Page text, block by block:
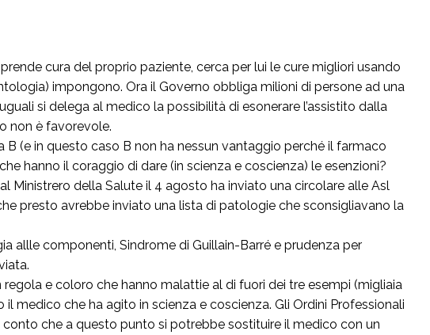
cura del proprio paziente, cerca per lui le cure migliori usando
impongono. Ora il Governo obbliga milioni di persone ad una
si delega al medico la possibilità di esonerare l’assistito dalla
non è favorevole.
(e in questo caso B non ha nessun vantaggio perché il farmaco
hanno il coraggio di dare (in scienza e coscienza) le esenzioni?
Ministrero della Salute il 4 agosto ha inviato una circolare alle Asl
presto avrebbe inviato una lista di patologie che sconsigliavano la
allle componenti, Sindrome di Guillain-Barré e prudenza per
e coloro che hanno malattie al di fuori dei tre esempi (migliaia
medico che ha agito in scienza e coscienza. Gli Ordini Professionali
che a questo punto si potrebbe sostituire il medico con un